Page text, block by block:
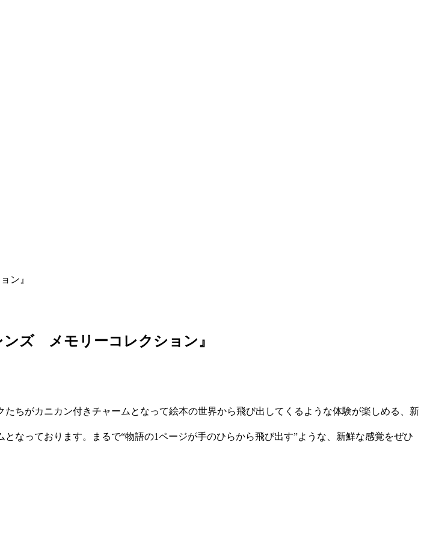
ン』
ンズ メモリーコレクション』
ちがカニカン付きチャームとなって絵本の世界から飛び出してくるような体験が楽しめる、新
なっております。まるで“物語の1ページが手のひらから飛び出す”ような、新鮮な感覚をぜひ